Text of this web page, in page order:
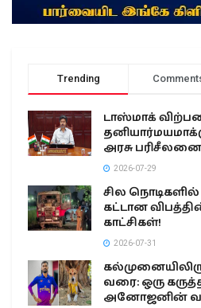
Trending
டாஸ்மாக்
அரசு
2026-07-29
சில
கட்டான
காட்சிகள்!
2026-07-31
வரை: ஒரு
அனோஜனின்